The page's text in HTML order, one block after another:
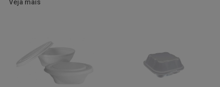
Veja mais